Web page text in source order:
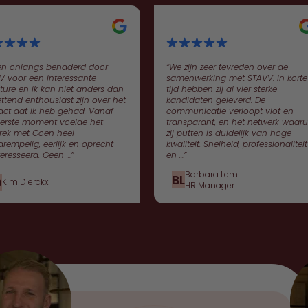
onlangs benaderd door
voor een interessante
en ik kan niet anders dan
enthousiast zijn over het
dat ik heb gehad. Vanaf
moment voelde het
met Coen heel
eerlijk en oprecht
Geen …”
Kim Dierckx
“We zijn zeer tevreden over de
samenwerking met STAVV. In korte
tijd hebben zij al vier sterke
kandidaten geleverd. De
communicatie verloopt vlot en
transparant, en het netwerk
zij putten is duidelijk van hoge
kwaliteit. Snelheid, professionaliteit
en …”
BLBarbara Lem
HR Manager